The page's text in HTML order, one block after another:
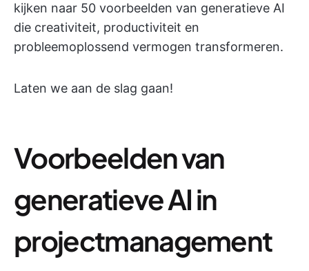
kijken naar 50 voorbeelden van generatieve AI
die creativiteit, productiviteit en
probleemoplossend vermogen transformeren.
Laten we aan de slag gaan!
Voorbeelden van
generatieve AI in
projectmanagement